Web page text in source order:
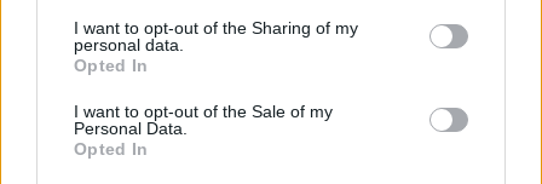
I want to opt-out of the Sharing of my
personal data.
Opted In
I want to opt-out of the Sale of my
Personal Data.
Opted In
momento che avete una memoria
(con frecce, diagrammi di flusso,
disegnini) gli argomenti più importanti?